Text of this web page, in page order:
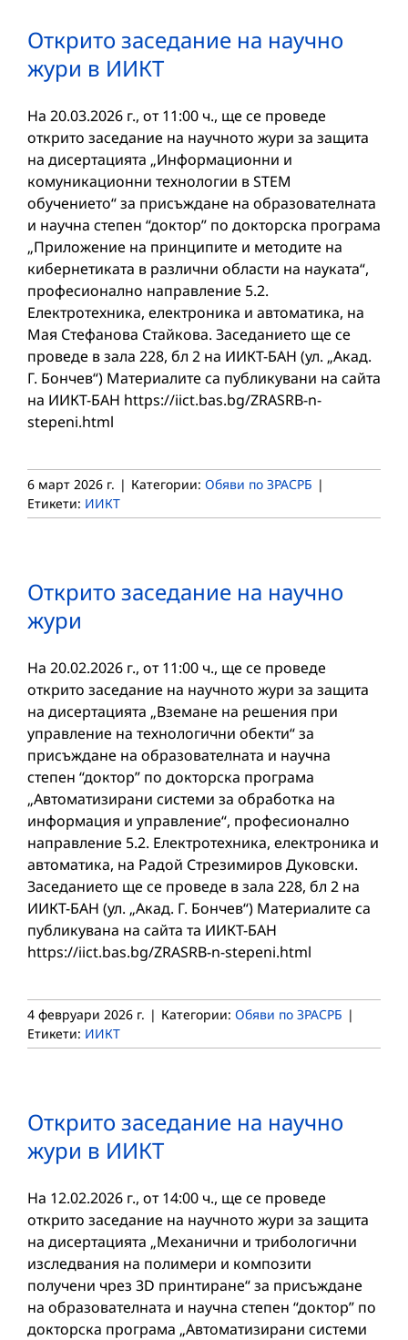
Открито заседание на научно
жури в ИИКТ
На 20.03.2026 г., от 11:00 ч., ще се проведе
открито заседание на научното жури за защита
на дисертацията „Информационни и
комуникационни технологии в STEM
обучението“ за присъждане на образователната
и научна степен “доктор” по докторска програма
„Приложение на принципите и методите на
кибернетиката в различни области на науката“,
професионално направление 5.2.
Електротехника, електроника и автоматика, на
Мая Стефанова Стайкова. Заседанието ще се
проведе в зала 228, бл 2 на ИИКТ-БАН (ул. „Акад.
Г. Бончев“) Материалите са публикувани на сайта
на ИИКТ-БАН https://iict.bas.bg/ZRASRB-n-
stepeni.html
6 март 2026 г. | Категории: Обяви по ЗРАСРБ |
Етикети: ИИКТ
Открито заседание на научно
жури
На 20.02.2026 г., от 11:00 ч., ще се проведе
открито заседание на научното жури за защита
на дисертацията „Вземане на решения при
управление на технологични обекти“ за
присъждане на образователната и научна
степен “доктор” по докторска програма
„Автоматизирани системи за обработка на
информация и управление“, професионално
направление 5.2. Електротехника, електроника и
автоматика, на Радой Стрезимиров Дуковски.
Заседанието ще се проведе в зала 228, бл 2 на
ИИКТ-БАН (ул. „Акад. Г. Бончев“) Материалите са
публикувана на сайта та ИИКТ-БАН
https://iict.bas.bg/ZRASRB-n-stepeni.html
4 февруари 2026 г. | Категории: Обяви по ЗРАСРБ |
Етикети: ИИКТ
Открито заседание на научно
жури в ИИКТ
На 12.02.2026 г., от 14:00 ч., ще се проведе
открито заседание на научното жури за защита
на дисертацията „Механични и трибологични
изследвания на полимери и композити
получени чрез 3D принтиране“ за присъждане
на образователната и научна степен “доктор” по
докторска програма „Автоматизирани системи